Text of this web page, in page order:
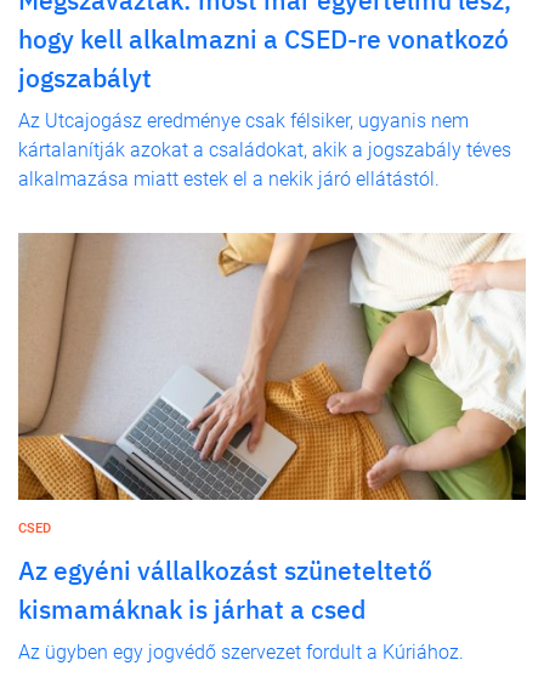
hogy kell alkalmazni a CSED-re vonatkozó
jogszabályt
Az Utcajogász eredménye csak félsiker, ugyanis nem
kártalanítják azokat a családokat, akik a jogszabály téves
alkalmazása miatt estek el a nekik járó ellátástól.
CSED
Az egyéni vállalkozást szüneteltető
kismamáknak is járhat a csed
Az ügyben egy jogvédő szervezet fordult a Kúriához.